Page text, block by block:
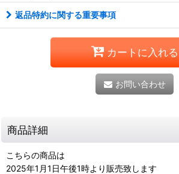
返品特約に関する重要事項
カートに入れる
お問い合わせ
商品詳細
こちらの商品は
2025年1月1日午後1時より販売致します